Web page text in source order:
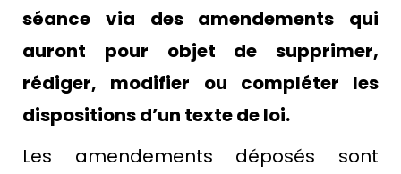
séance via des amendements qui
auront pour objet de supprimer,
rédiger, modifier ou compléter les
dispositions d’un texte de loi.
Les amendements déposés sont